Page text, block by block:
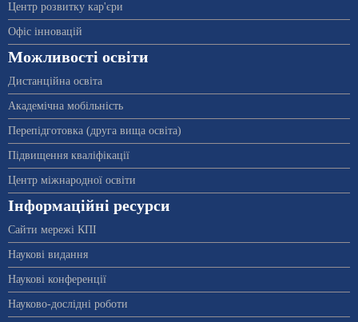
Центр розвитку кар'єри
Офіс інновацій
Можливості освіти
Дистанційна освіта
Академічна мобільність
Перепідготовка (друга вища освіта)
Підвищення кваліфікації
Центр міжнародної освіти
Інформаційні ресурси
Сайти мережі КПІ
Наукові видання
Наукові конференції
Науково-дослідні роботи